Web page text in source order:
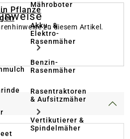
Pflanze
Mähroboter
Akku- &
Elektro-
Rasenmäher
Benzin-
Rasenmäher
Rasentraktoren
& Aufsitzmäher
Vertikutierer &
Spindelmäher
zu diesem Artikel.